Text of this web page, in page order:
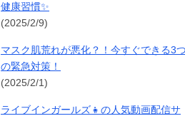
健康習慣✨
(2025/2/9)
マスク肌荒れが悪化？！今すぐできる3
の緊急対策！
(2025/2/1)
ライブインガールズ👧の人気動画配信サ